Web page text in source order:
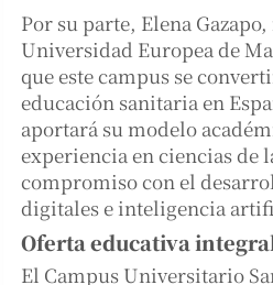
Por su parte, Elena
Universidad Europea de
que este campus se
educación sanitaria en
aportará su modelo
experiencia en ciencias de
compromiso con el
digitales e inteligencia
Oferta educativa
El Campus Universitario